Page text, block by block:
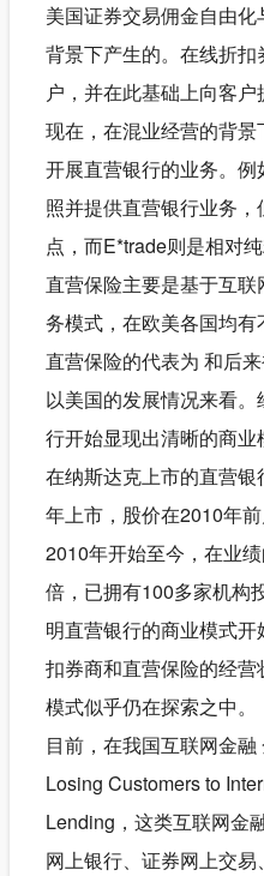
美国证券交易佣金自由
背景下产生的。在线折
户，并在此基础上向客户
现在，在混业经营的背
开展直营银行的业务。
照并提供直营银行业务
点，而E*trade则是相对
直营保险主要是基于互
务模式，在欧美各国均有
直营保险的代表为 和后来
以美国的发展情况来看
行开始显现出清晰的商
在纳斯达克上市的直营
年上市，股价在2010年
2010年开始至今，在业
倍，已拥有100多家机构
明直营银行的商业模式
扣券商和直营保险的经
模式似乎仍在探索之中。
目前，在我国互联网金
Losing Customers to
Lending，这类互联网金
网上银行、证券网上交